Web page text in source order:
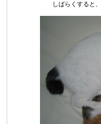
しばらくすると、こん